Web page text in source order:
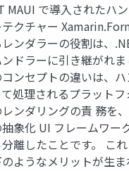
MAUI で導入されたハ
クチャー
ンダラーの役割は、
ンドラーに引き継がれ
ンセプトの違いは、
処理されるプラット
ンダリングの責 務を
抽象化 UI フレームワー
離したことです。 こ
ようなメリットが生ま